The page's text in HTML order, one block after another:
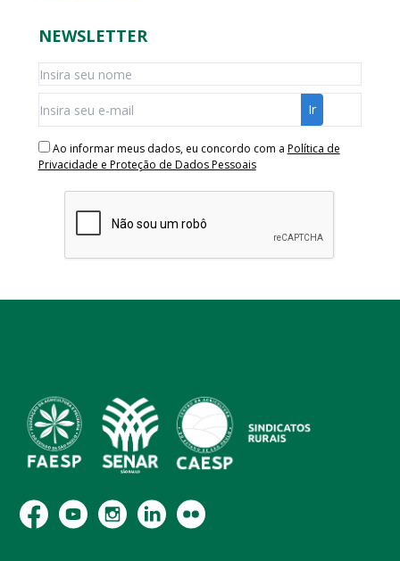
NEWSLETTER
Ao informar meus dados, eu concordo com a Política de
Privacidade e Proteção de Dados Pessoais